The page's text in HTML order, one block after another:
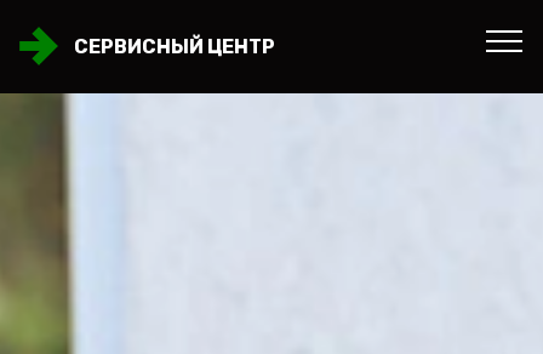
СЕРВИСНЫЙ ЦЕНТР